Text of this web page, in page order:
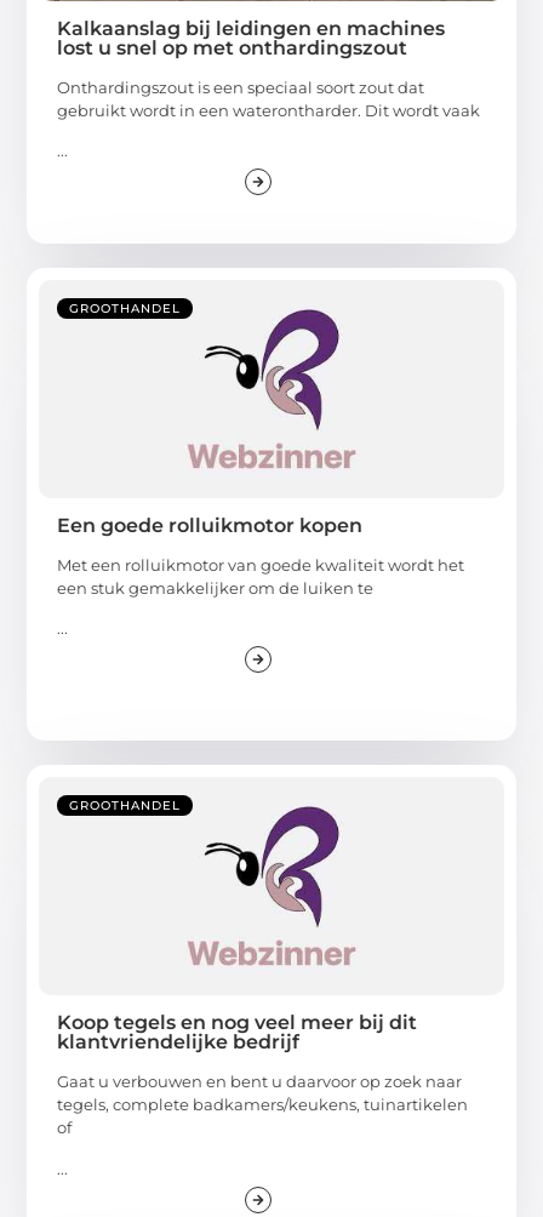
Kalkaanslag bij leidingen en machines
lost u snel op met onthardingszout
Onthardingszout is een speciaal soort zout dat
gebruikt wordt in een waterontharder. Dit wordt vaak
...
GROOTHANDEL
Een goede rolluikmotor kopen
Met een rolluikmotor van goede kwaliteit wordt het
een stuk gemakkelijker om de luiken te
...
GROOTHANDEL
Koop tegels en nog veel meer bij dit
klantvriendelijke bedrijf
Gaat u verbouwen en bent u daarvoor op zoek naar
tegels, complete badkamers/keukens, tuinartikelen
of
...